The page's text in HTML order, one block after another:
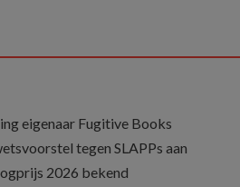
eigenaar Fugitive Books
tegen SLAPPs aan
2026 bekend